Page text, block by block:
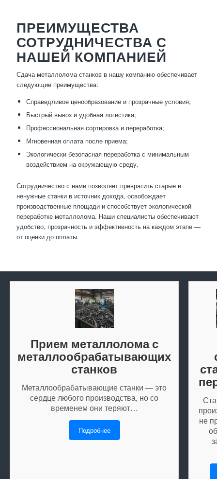
ПРЕИМУЩЕСТВА
СОТРУДНИЧЕСТВА С
НАШЕЙ КОМПАНИЕЙ
Сдача металлолома станков в нашу компанию обеспечивает
следующие преимущества:
Справедливое ценообразование и прозрачные условия;
Быстрый вывоз и удобная логистика;
Профессиональная сортировка и переработка;
Мгновенная оплата после приема;
Экологически безопасная переработка с минимальным
воздействием на окружающую среду.
Сотрудничество с нами позволяет превратить старые и
ненужные станки в источник дохода, освобождает
производственные площади и способствует экологической
переработке металлолома. Наши специалисты обеспечивают
удобство, прозрачность и эффективность на каждом этапе —
от оценки до оплаты.
Прием металлолома с
металлообрабатывающих
станков
Металлообрабатывающие станки — это
сердце любого производства, но со
временем они теряют…
Подробнее
не